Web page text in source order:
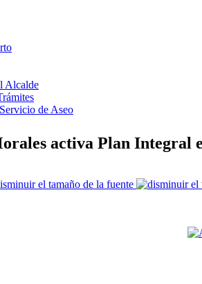
Alcalde
de Aseo
activa Plan Integral
el tamaño de la fuente